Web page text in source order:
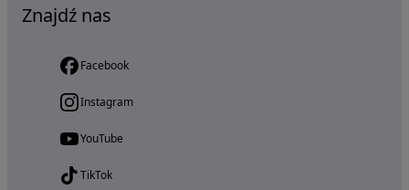
Znajdź nas
Facebook
Instagram
YouTube
TikTok